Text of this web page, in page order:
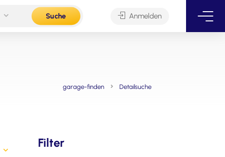
Suche Anmelden
garage-finden Detailsuche
Filter